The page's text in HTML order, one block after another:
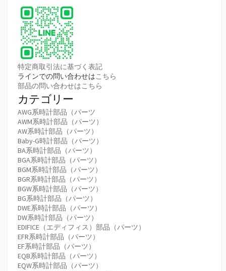
特定商取引法に基づく表記
ラインでの問い合わせはこちら
部品の問い合わせはこちら
カテゴリー
AWG系時計部品（パーツ
AWM系時計部品（パーツ）
AW系時計部品（パーツ）
Baby-G時計部品（パーツ）
BA系時計部品（パーツ）
BGA系時計部品（パーツ）
BGM系時計部品（パーツ）
BGR系時計部品（パーツ）
BGW系時計部品（パーツ）
BG系時計部品（パーツ）
DWE系時計部品（パーツ）
DW系時計部品（パーツ）
EDIFICE（エディフィス）部品（パーツ）
EFR系時計部品（パーツ）
EF系時計部品（パーツ）
EQB系時計部品（パーツ）
EQW系時計部品（パーツ）